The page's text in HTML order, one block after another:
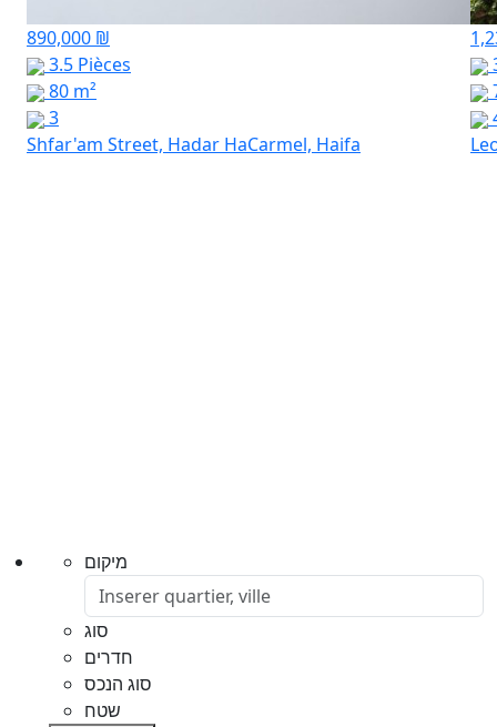
890,000 ₪
3.5 Pièces
80 m²
3
Shfar'am Street, Hadar HaCarmel, Haifa
מיקום
סוג
חדרים
סוג הנכס
שטח